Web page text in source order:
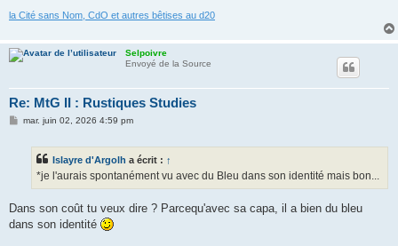
la Cité sans Nom, CdO et autres bêtises au d20
Selpoivre
Envoyé de la Source
Re: MtG II : Rustiques Studies
Mmar. juin 02, 2026 4:59 pm
Islayre d'Argolh a écrit : ↑
*je l'aurais spontanément vu avec du Bleu dans son identité mais bon...
Dans son coût tu veux dire ? Parcequ'avec sa capa, il a bien du bleu
dans son identité